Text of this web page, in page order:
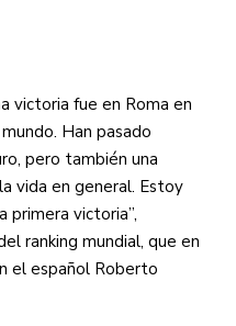
victoria fue en Roma en
Han pasado
pero también una
vida en general. Estoy
primera victoria”,
ranking mundial, que en
el español Roberto